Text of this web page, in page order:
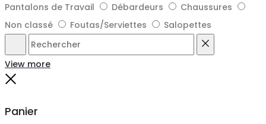
Pantalons de Travail
Débardeurs
Chaussures
Non classé
Foutas/Serviettes Salopettes
Rechercher
View more
Panier